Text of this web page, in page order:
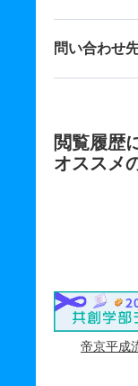
問い合わせ
閲覧履歴
オススメ
帝京平成